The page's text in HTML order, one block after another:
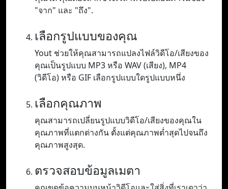
"จาก" และ "ถึง".
เลือกรูปแบบของคุณ
Yout ช่วยให้คุณสามารถแปลงไฟล์วิดีโอ/เสียงของ
คุณเป็นรูปแบบ MP3 หรือ WAV (เสียง), MP4
(วิดีโอ) หรือ GIF เลือกรูปแบบใดรูปแบบหนึ่ง
เลือกคุณภาพ
คุณสามารถเปลี่ยนรูปแบบวิดีโอ/เสียงของคุณใน
คุณภาพที่แตกต่างกัน ตั้งแต่คุณภาพต่ำสุดไปจนถึง
คุณภาพสูงสุด.
ตรวจสอบข้อมูลเมตา